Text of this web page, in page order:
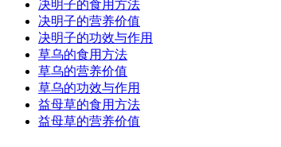
决明子的食用方法
决明子的营养价值
决明子的功效与作用
草乌的食用方法
草乌的营养价值
草乌的功效与作用
益母草的食用方法
益母草的营养价值